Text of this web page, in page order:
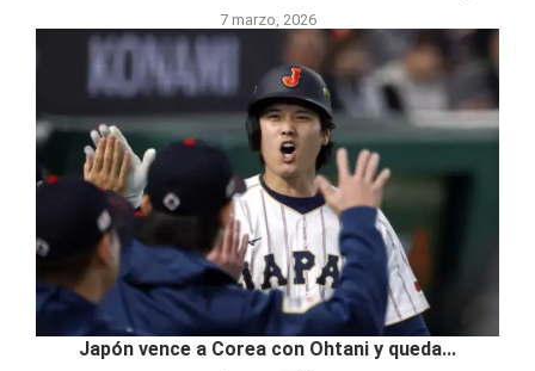
7 marzo, 2026
Japón vence a Corea con Ohtani y queda...